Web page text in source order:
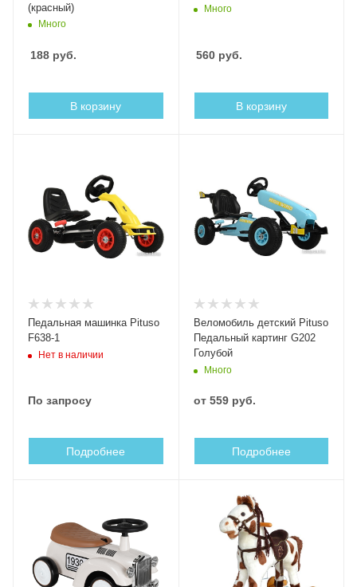
(красный)
Много
188 руб.
В корзину
Много
560руб.
В корзину
Педальная машинка Pituso
F638-1
Нет в наличии
По запросу
Подробнее
Веломобиль детский Pituso
Педальный картинг G202
Голубой
Много
от 559 руб.
Подробнее